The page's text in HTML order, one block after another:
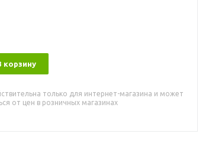
корзину
только для интернет-магазина и может
от цен в розничных магазинах